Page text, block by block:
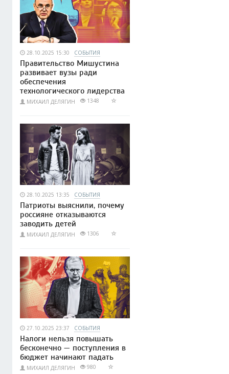
28.10.2025 15:30 СОБЫТИЯ
Правительство Мишустина
развивает вузы ради
обеспечения
технологического лидерства
МИХАИЛ ДЕЛЯГИН 1348
28.10.2025 13:35 СОБЫТИЯ
Патриоты выяснили, почему
россияне отказываются
заводить детей
МИХАИЛ ДЕЛЯГИН 1306
27.10.2025 23:37 СОБЫТИЯ
Налоги нельзя повышать
бесконечно — поступления в
бюджет начинают падать
МИХАИЛ ДЕЛЯГИН 980